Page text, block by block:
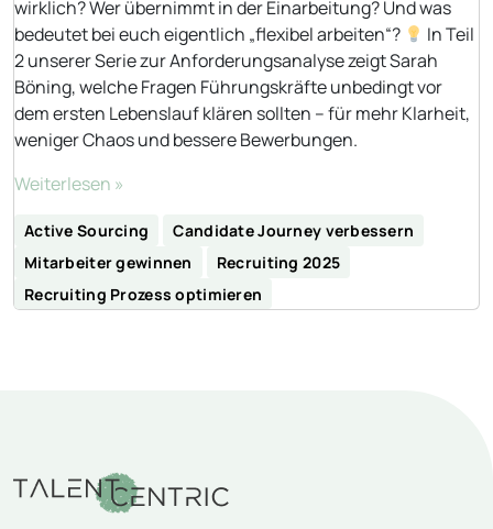
wirklich? Wer übernimmt in der Einarbeitung? Und was
bedeutet bei euch eigentlich „flexibel arbeiten“?
In Teil
2 unserer Serie zur Anforderungsanalyse zeigt Sarah
Böning, welche Fragen Führungskräfte unbedingt vor
dem ersten Lebenslauf klären sollten – für mehr Klarheit,
weniger Chaos und bessere Bewerbungen.
Weiterlesen »
Active Sourcing
Candidate Journey verbessern
Mitarbeiter gewinnen
Recruiting 2025
Recruiting Prozess optimieren